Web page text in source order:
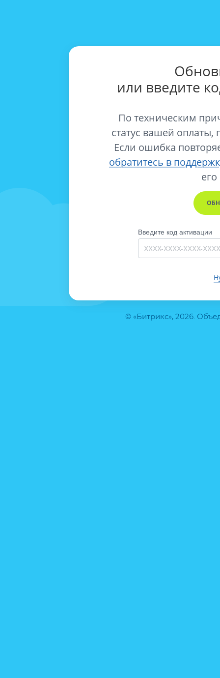
© «Битрикс», 2026.
или введите
По техническим
статус вашей оплаты,
Если ошибка
обратитесь в
его
Введите код активации